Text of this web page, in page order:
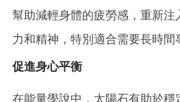
幫助減輕身體的疲勞感，重新注
力和精神，特別適合需要長時間
促進身心平衡
在能量學說中，太陽石有助於穩